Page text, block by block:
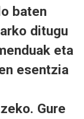
baten
ditugu
eta
esentzia
Gure